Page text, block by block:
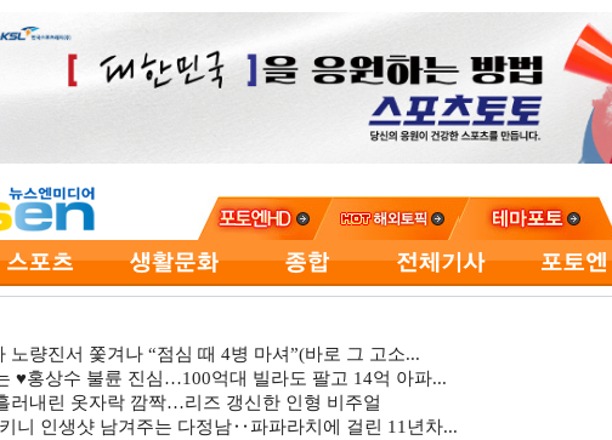
노량진서 쫓겨나 “점심 때 4병 마셔”(바로 그 고소...
♥홍상수 불륜 진심…100억대 빌라도 팔고 14억 아파...
러내린 옷자락 깜짝…리즈 갱신한 인형 비주얼
니 인생샷 남겨주는 다정남‥파파라치에 걸린 11년차...